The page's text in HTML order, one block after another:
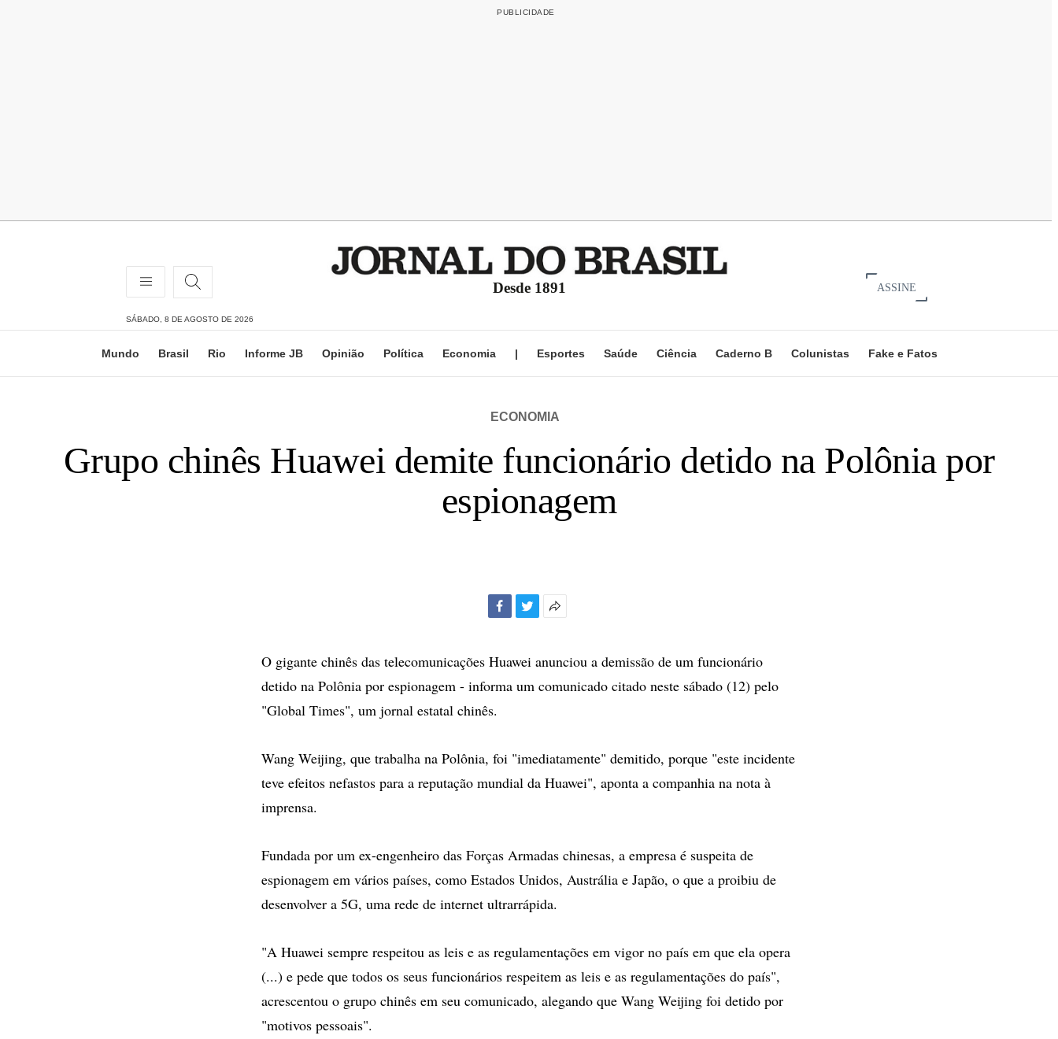
Desde 1891 ASSINE
SÁBADO, 8 DE AGOSTO DE 2026
Mundo Brasil Rio Informe JB Opinião Política Economia | Esportes Saúde Ciência Caderno B Colunistas Fake e Fatos
ECONOMIA
Grupo chinês Huawei demite funcionário detido na Polônia por
espionagem
compartilhamento
O gigante chinês das telecomunicações Huawei anunciou a demissão de um funcionário
detido na Polônia por espionagem - informa um comunicado citado neste sábado (12) pelo
"Global Times", um jornal estatal chinês.
Wang Weijing, que trabalha na Polônia, foi "imediatamente" demitido, porque "este incidente
teve efeitos nefastos para a reputação mundial da Huawei", aponta a companhia na nota à
imprensa.
Fundada por um ex-engenheiro das Forças Armadas chinesas, a empresa é suspeita de
espionagem em vários países, como Estados Unidos, Austrália e Japão, o que a proibiu de
desenvolver a 5G, uma rede de internet ultrarrápida.
"A Huawei sempre respeitou as leis e as regulamentações em vigor no país em que ela opera
(...) e pede que todos os seus funcionários respeitem as leis e as regulamentações do país",
acrescentou o grupo chinês em seu comunicado, alegando que Wang Weijing foi detido por
"motivos pessoais".